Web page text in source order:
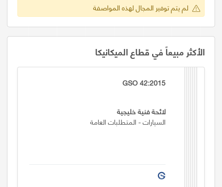
لم يتم توفير المجال لهذه المواصفة
الأكثر مبيعاً في قطاع الميكانيكا
GSO 42:2015
لائحة فنية خليجية
السيارات - المتطلبات العامة